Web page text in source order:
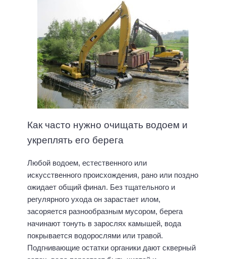
Как часто нужно очищать водоем и
укреплять его берега
Любой водоем, естественного или
искусственного происхождения, рано или поздно
ожидает общий финал. Без тщательного и
регулярного ухода он зарастает илом,
засоряется разнообразным мусором, берега
начинают тонуть в зарослях камышей, вода
покрывается водорослями или травой.
Подгнивающие остатки органики дают скверный